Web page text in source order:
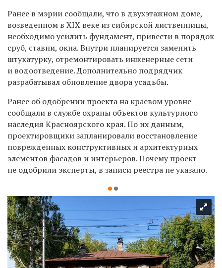
Ранее в мэрии сообщали, что в двухэтажном доме,
возведенном в XIX веке из сибирской лиственницы,
необходимо усилить фундамент, привести в порядок
сруб, ставни, окна. Внутри планируется заменить
штукатурку, отремонтировать инженерные сети
и водоотведение. ​Дополнительно подрядчик
разрабатывал обновление двора усадьбы.
Ранее об одобрении проекта на краевом уровне
сообщали в службе охраны объектов культурного
наследия Красноярского края. По их данным,
проектировщики запланировали восстановление
поврежденных конструктивных и архитектурных
элементов фасадов и интерьеров. Почему проект
не одобрили эксперты, в записи реестра не указано.